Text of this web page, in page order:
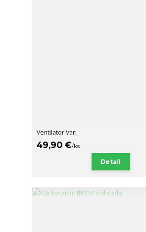
Ventilator Vari
49,90 €/ks
Detail